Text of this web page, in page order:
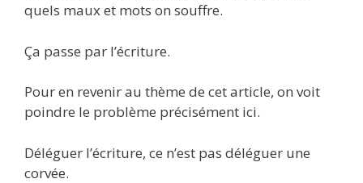
quels maux et mots on souffre.
Ça passe par l’écriture.
Pour en revenir au thème de cet article, on voit
poindre le problème précisément ici.
Déléguer l’écriture, ce n’est pas déléguer une
corvée.